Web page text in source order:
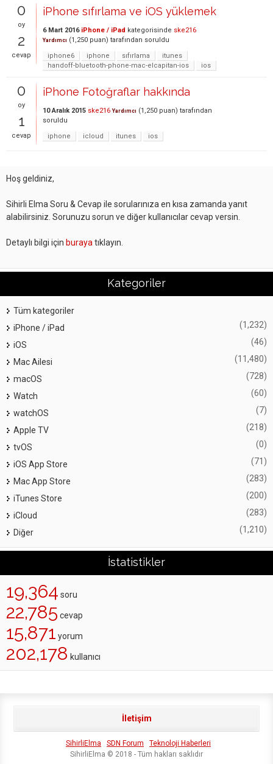
0
oy
2
cevap
iPhone sıfırlama ve iOS yüklemek
6 Mart 2016 iPhone / iPad kategorisinde ske216
Yardımcı (1,250 puan) tarafından soruldu
iphone6
iphone sıfırlama
itunes
handoff-bluetooth-phone-mac-elcapitan-ios
ios
0
oy
1
cevap
iPhone Fotoğraflar hakkında
10 Aralık 2015 ske216 Yardımcı (1,250 puan) tarafından
soruldu
iphone
icloud itunes ios
Hoş geldiniz,
Sihirli Elma Soru & Cevap ile sorularınıza en kısa zamanda yanıt
alabilirsiniz. Sorunuzu sorun ve diğer kullanıcılar cevap versin.
Detaylı bilgi için buraya tıklayın.
Kategoriler
Tüm kategoriler
iPhone / iPad
(1,232)
iOS (46)
Mac Ailesi (11,480)
macOS (728)
Watch (60)
watchOS (7)
Apple TV (218)
tvOS (0)
iOS App Store (71)
Mac App Store (283)
iTunes Store (200)
iCloud (283)
Diğer (1,210)
İstatistikler
19,364 soru
22,785 cevap
15,871 yorum
202,178 kullanıcı
İletişim
SihirliElma SDN Forum
Teknoloji Haberleri
SihirliElma © 2018 - Tüm hakları saklıdır